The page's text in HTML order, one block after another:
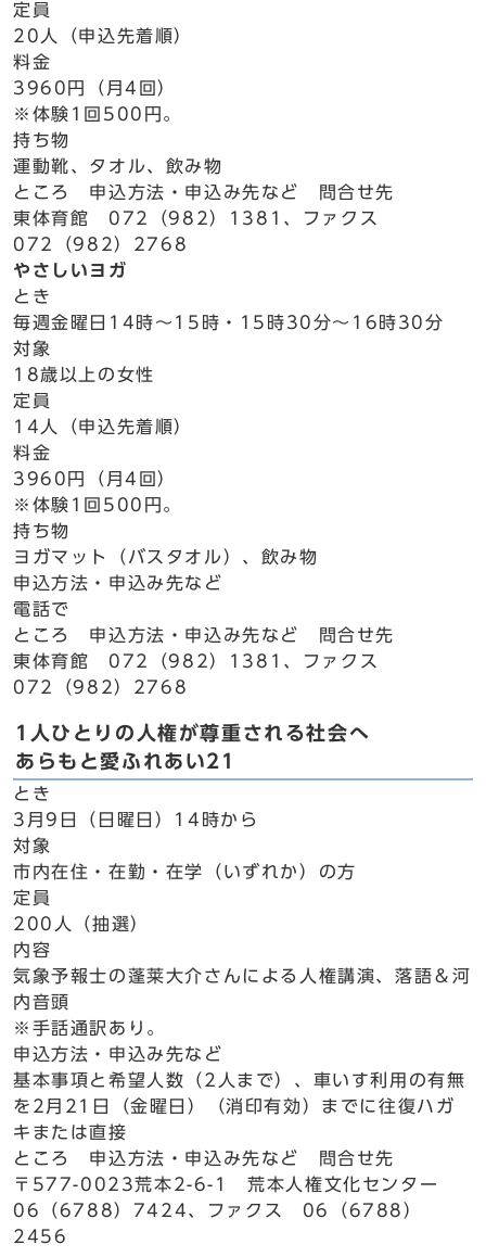
定員
20人（申込先着順）
料金
3960円（月4回）
※体験1回500円。
持ち物
運動靴、タオル、飲み物
ところ 申込方法・申込み先など 問合せ先
東体育館 072（982）1381、ファクス
072（982）2768
やさしいヨガ
とき
毎週金曜日14時～15時・15時30分～16時30分
対象
18歳以上の女性
定員
14人（申込先着順）
料金
3960円（月4回）
※体験1回500円。
持ち物
ヨガマット（バスタオル）、飲み物
申込方法・申込み先など
電話で
ところ 申込方法・申込み先など 問合せ先
東体育館 072（982）1381、ファクス
072（982）2768
1人ひとりの人権が尊重される社会へ
あらもと愛ふれあい21
とき
3月9日（日曜日）14時から
対象
市内在住・在勤・在学（いずれか）の方
定員
200人（抽選）
内容
気象予報士の蓬莱大介さんによる人権講演、落語＆河
内音頭
※手話通訳あり。
申込方法・申込み先など
基本事項と希望人数（2人まで）、車いす利用の有無
を2月21日（金曜日）（消印有効）までに往復ハガ
キまたは直接
ところ 申込方法・申込み先など 問合せ先
〒577-0023荒本2-6-1 荒本人権文化センター
06（6788）7424、ファクス 06（6788）
2456